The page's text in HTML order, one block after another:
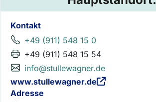
Kontakt
+49 (911) 548 15 0
+49 (911) 548 15 54
info@stullewagner.de
www.stullewagner.de
Adresse